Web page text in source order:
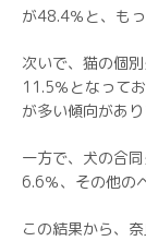
が48.4％と、も
次いで、猫の個
11.5％となって
が多い傾向があり
一方で、犬の合
6.6％、その他の
この結果から、